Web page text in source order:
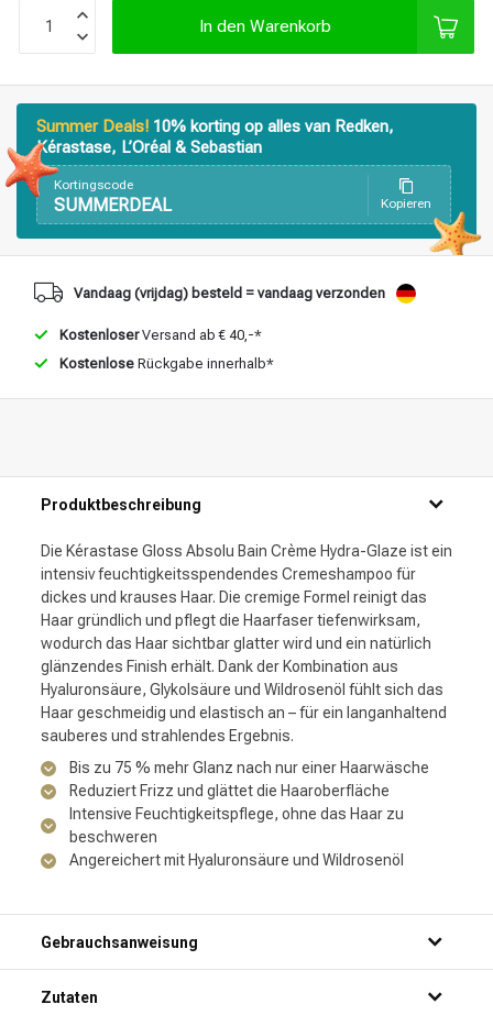
In den Warenkorb
Summer Deals! 10% korting op alles van Redken,
Kérastase, L’Oréal & Sebastian
Kortingscode
SUMMERDEAL Kopieren
Vandaag (vrijdag) besteld = vandaag verzonden
KostenloserVersand ab € 40,-*
Kostenlose Rückgabe innerhalb*
Produktbeschreibung
Die Kérastase Gloss Absolu Bain Crème Hydra-Glaze ist ein
intensiv feuchtigkeitsspendendes Cremeshampoo für
dickes und krauses Haar. Die cremige Formel reinigt das
Haar gründlich und pflegt die Haarfaser tiefenwirksam,
wodurch das Haar sichtbar glatter wird und ein natürlich
glänzendes Finish erhält. Dank der Kombination aus
Hyaluronsäure, Glykolsäure und Wildrosenöl fühlt sich das
Haar geschmeidig und elastisch an – für ein langanhaltend
sauberes und strahlendes Ergebnis.
Bis zu 75 % mehr Glanz nach nur einer Haarwäsche
Reduziert Frizz und glättet die Haaroberfläche
Intensive Feuchtigkeitspflege, ohne das Haar zu
beschweren
Angereichert mit Hyaluronsäure und Wildrosenöl
Gebrauchsanweisung
Zutaten